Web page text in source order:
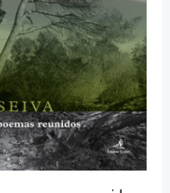
12,00 €.10,80 €.